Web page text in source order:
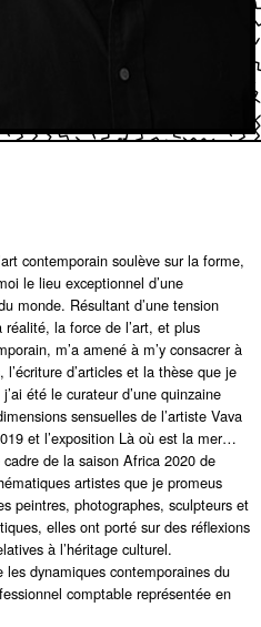
contemporain soulève sur la forme,
le lieu exceptionnel d’une
monde. Résultant d’une tension
réalité, la force de l’art, et plus
m’a amené à m’y consacrer à
d’articles et la thèse que je
été le curateur d’une quinzaine
sensuelles de l’artiste Vava
et l’exposition Là où est la mer…
de la saison Africa 2020 de
artistes que je promeus
peintres, photographes, sculpteurs et
elles ont porté sur des réflexions
à l’héritage culturel.
dynamiques contemporaines du
comptable représentée en